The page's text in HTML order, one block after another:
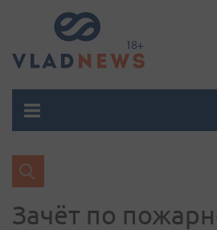
Зачёт по